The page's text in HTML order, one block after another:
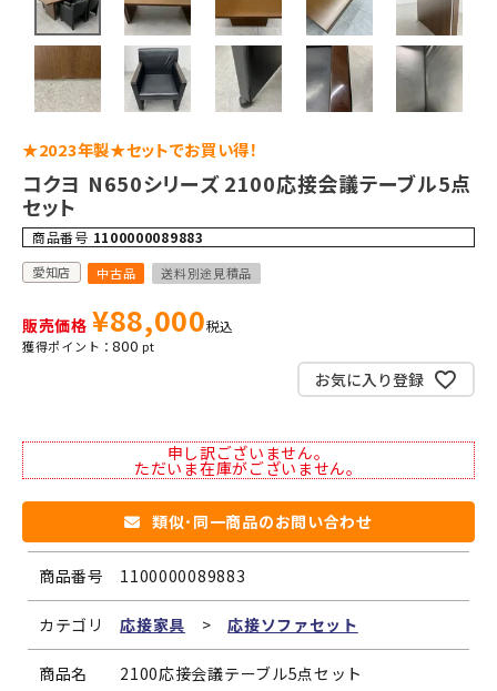
★2023年製★セットでお買い得！
コクヨ N650シリーズ 2100応接会議テーブル5点
セット
商品番号 1100000089883
愛知店 中古品 送料別途見積品
販売価格 ¥88,000税込
800
お気に入り登録
申し訳ございません。
ただいま在庫がございません。
類似･同一商品のお問い合わせ
商品番号 1100000089883
カテゴリ 応接家具 >応接ソファセット
商品名 2100応接会議テーブル5点セット